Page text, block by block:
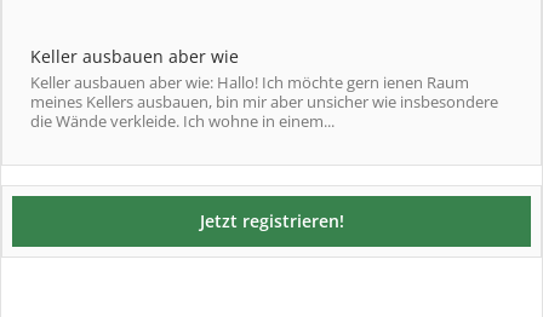
Keller ausbauen aber wie
Keller ausbauen aber wie: Hallo! Ich möchte gern ienen Raum
meines Kellers ausbauen, bin mir aber unsicher wie insbesondere
die Wände verkleide. Ich wohne in einem...
Jetzt registrieren!